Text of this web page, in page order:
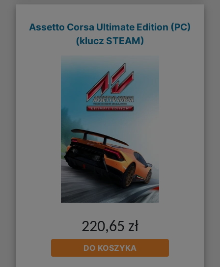
Assetto Corsa Ultimate Edition (PC)
(klucz STEAM)
220,65 zł
DO KOSZYKA